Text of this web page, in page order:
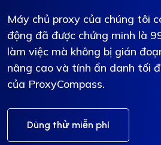
Máy chủ proxy của chúng tôi
động đã được chứng minh là
làm việc mà không bị gián
nâng cao và tính ẩn danh tối
của ProxyCompass.
Dùng thử miễn phí